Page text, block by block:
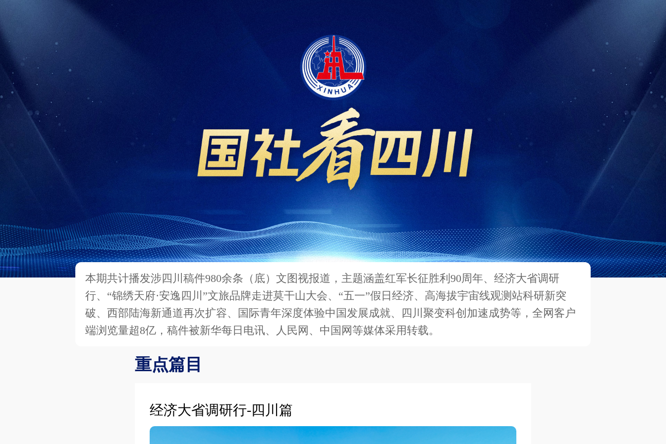
本期共计播发涉四川稿件980余条（底）文图视报道，主题涵盖红军长征胜利90周年、经济大省调研
行、“锦绣天府·安逸四川”文旅品牌走进莫干山大会、“五一”假日经济、高海拔宇宙线观测站科研新突
破、西部陆海新通道再次扩容、国际青年深度体验中国发展成就、四川聚变科创加速成势等，全网客户
端浏览量超8亿，稿件被新华每日电讯、人民网、中国网等媒体采用转载。
重点篇目
经济大省调研行-四川篇